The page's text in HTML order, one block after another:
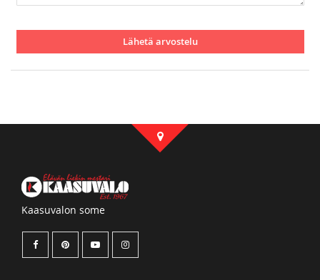
Lähetä arvostelu
Kaasuvalon some